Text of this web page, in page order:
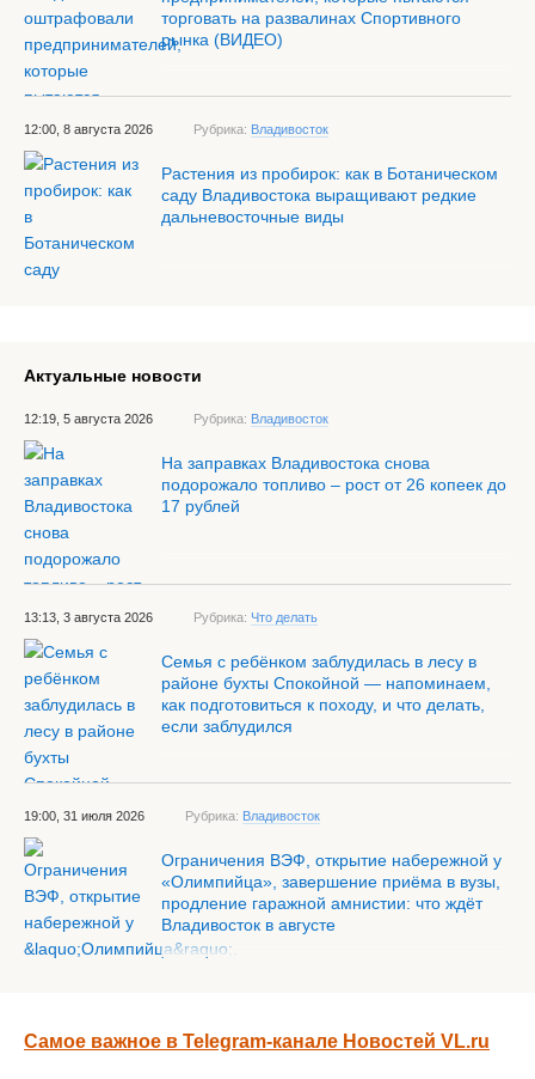
торговать на развалинах Спортивного
рынка (ВИДЕО)
12:00, 8 августа 2026 Рубрика: Владивосток
Растения из пробирок: как в Ботаническом
саду Владивостока выращивают редкие
дальневосточные виды
Актуальные новости
12:19, 5 августа 2026 Рубрика: Владивосток
На заправках Владивостока снова
подорожало топливо – рост от 26 копеек до
17 рублей
13:13, 3 августа 2026 Рубрика: Что делать
Семья с ребёнком заблудилась в лесу в
районе бухты Спокойной — напоминаем,
как подготовиться к походу, и что делать,
если заблудился
19:00, 31 июля 2026 Рубрика: Владивосток
Ограничения ВЭФ, открытие набережной у
«Олимпийца», завершение приёма в вузы,
продление гаражной амнистии: что ждёт
Владивосток в августе
Самое важное в Telegram-канале Новостей VL.ru